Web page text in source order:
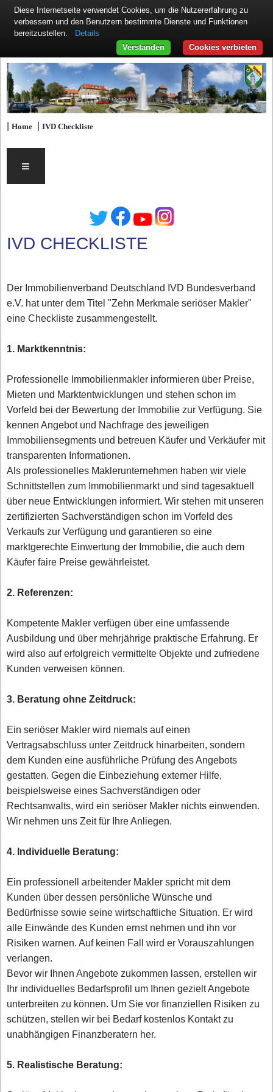
|Home |IVD Checkliste
≡
IVD CHECKLISTE
Der Immobilienverband Deutschland IVD Bundesverband
e.V. hat unter dem Titel "Zehn Merkmale seriöser Makler"
eine Checkliste zusammengestellt.
1. Marktkenntnis:
Professionelle Immobilienmakler informieren über Preise,
Mieten und Marktentwicklungen und stehen schon im
Vorfeld bei der Bewertung der Immobilie zur Verfügung. Sie
kennen Angebot und Nachfrage des jeweiligen
Immobiliensegments und betreuen Käufer und Verkäufer mit
transparenten Informationen.
Als professionelles Maklerunternehmen haben wir viele
Schnittstellen zum Immobilienmarkt und sind tagesaktuell
über neue Entwicklungen informiert. Wir stehen mit unseren
zertifizierten Sachverständigen schon im Vorfeld des
Verkaufs zur Verfügung und garantieren so eine
marktgerechte Einwertung der Immobilie, die auch dem
Käufer faire Preise gewährleistet.
2. Referenzen:
Kompetente Makler verfügen über eine umfassende
Ausbildung und über mehrjährige praktische Erfahrung. Er
wird also auf erfolgreich vermittelte Objekte und zufriedene
Kunden verweisen können.
3. Beratung ohne Zeitdruck:
Ein seriöser Makler wird niemals auf einen
Vertragsabschluss unter Zeitdruck hinarbeiten, sondern
dem Kunden eine ausführliche Prüfung des Angebots
gestatten. Gegen die Einbeziehung externer Hilfe,
beispielsweise eines Sachverständigen oder
Rechtsanwalts, wird ein seriöser Makler nichts einwenden.
Wir nehmen uns Zeit für Ihre Anliegen.
4. Individuelle Beratung:
Ein professionell arbeitender Makler spricht mit dem
Kunden über dessen persönliche Wünsche und
Bedürfnisse sowie seine wirtschaftliche Situation. Er wird
alle Einwände des Kunden ernst nehmen und ihn vor
Risiken warnen. Auf keinen Fall wird er Vorauszahlungen
verlangen.
Bevor wir Ihnen Angebote zukommen lassen, erstellen wir
Ihr individuelles Bedarfsprofil um Ihnen gezielt Angebote
unterbreiten zu können. Um Sie vor finanziellen Risiken zu
schützen, stellen wir bei Bedarf kostenlos Kontakt zu
unabhängigen Finanzberatern her.
5. Realistische Beratung:
Diese Internetseite verwendet Cookies, um die Nutzererfahrung zu
verbessern und den Benutzern bestimmte Dienste und Funktionen
bereitzustellen.
Details
Cookies verbieten
Verstanden